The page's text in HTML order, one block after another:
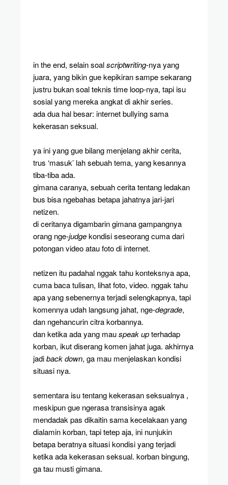
in the end, selain soalscriptwriting-nya yang
juara, yang bikin gue kepikiran sampe sekarang
justru bukan soal teknis time loop-nya, tapi isu
sosial yang mereka angkat di akhir series.
ada dua hal besar: internet bullying sama
kekerasan seksual.
ya ini yang gue bilang menjelang akhir cerita,
trus ‘masuk’ lah sebuah tema, yang kesannya
tiba-tiba ada.
gimana caranya, sebuah cerita tentang ledakan
bus bisa ngebahas betapa jahatnya jari-jari
netizen.
di ceritanya digambarin gimana gampangnya
orang nge-judgekondisi seseorang cuma dari
potongan video atau foto di internet.
netizen itu padahal nggak tahu konteksnya apa,
cuma baca tulisan, lihat foto, video. nggak tahu
apa yang sebenernya terjadi selengkapnya, tapi
komennya udah langsung jahat, nge-degrade,
dan ngehancurin citra korbannya.
dan ketika ada yang mauspeak upterhadap
korban, ikut diserang komen jahat juga. akhirnya
jadiback down, ga mau menjelaskan kondisi
situasi nya.
sementara isu tentang kekerasan seksualnya ,
meskipun gue ngerasa transisinya agak
mendadak pas dikaitin sama kecelakaan yang
dialamin korban, tapi tetep aja, ini nunjukin
betapa beratnya situasi kondisi yang terjadi
ketika ada kekerasan seksual. korban bingung,
ga tau musti gimana.